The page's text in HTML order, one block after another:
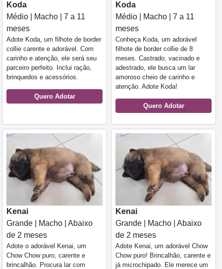
Koda
Médio | Macho | 7 a 11
meses
Adote Koda, um filhote de border
collie carente e adorável. Com
carinho e atenção, ele será seu
parceiro perfeito. Inclui ração,
brinquedos e acessórios.
Quero Adotar
Koda
Médio | Macho | 7 a 11
meses
Conheça Koda, um adorável
filhote de border collie de 8
meses. Castrado, vacinado e
adestrado, ele busca um lar
amoroso cheio de carinho e
atenção. Adote Koda!
Quero Adotar
Kenai
Grande | Macho | Abaixo
de 2 meses
Adote o adorável Kenai, um
Chow Chow puro, carente e
brincalhão. Procura lar com
Kenai
Grande | Macho | Abaixo
de 2 meses
Adote Kenai, um adorável Chow
Chow puro! Brincalhão, carente e
já microchipado. Ele merece um